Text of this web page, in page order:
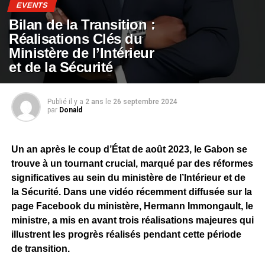
EVENTS
Bilan de la Transition :
Réalisations Clés du
Ministère de l’Intérieur
et de la Sécurité
Publié il y a 2 ans le 26 septembre 2024
par Donald
Un an après le coup d’État de août 2023, le Gabon se
trouve à un tournant crucial, marqué par des réformes
significatives au sein du ministère de l’Intérieur et de
la Sécurité. Dans une vidéo récemment diffusée sur la
page Facebook du ministère, Hermann Immongault, le
ministre, a mis en avant trois réalisations majeures qui
illustrent les progrès réalisés pendant cette période
de transition.